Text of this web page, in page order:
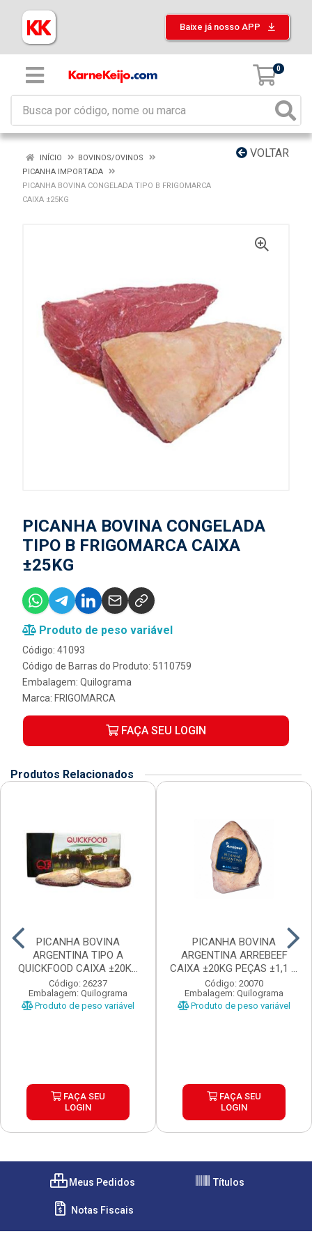
Baixe já nosso APP
0
VOLTAR
INÍCIO
BOVINOS/OVINOS
PICANHA IMPORTADA
PICANHA BOVINA CONGELADA TIPO B FRIGOMARCA
CAIXA ±25KG
PICANHA BOVINA CONGELADA
TIPO B FRIGOMARCA CAIXA
±25KG
Produto de peso variável
Código: 41093
Código de Barras do Produto: 5110759
Embalagem: Quilograma
Marca: FRIGOMARCA
FAÇA SEU LOGIN
Produtos Relacionados
PICANHA BOVINA
ARGENTINA TIPO A
QUICKFOOD CAIXA ±20KG
PEÇAS ...
Código: 26237
Embalagem: Quilograma
Produto de peso variável
FAÇA SEU
LOGIN
PICANHA BOVINA
ARGENTINA ARREBEEF
CAIXA ±20KG PEÇAS ±1,1 A
1...
Código: 20070
Embalagem: Quilograma
Produto de peso variável
FAÇA SEU
LOGIN
Meus Pedidos Títulos
Notas Fiscais